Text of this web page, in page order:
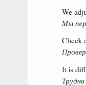
We
Мы
Check
It is